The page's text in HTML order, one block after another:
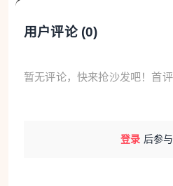
用户评论 (0)
暂无评论，快来抢沙发吧！首
登录 后参